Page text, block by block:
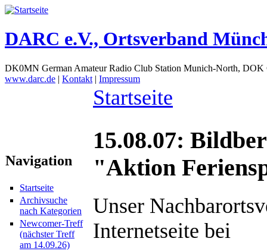
DARC e.V., Ortsverband
DK0MN German Amateur Radio Club Station Munich-North,
www.darc.de | Kontakt | Impressum
Navigation
Startseite
Archivsuche
nach Kategorien
Newcomer-Treff
(nächster Treff
am 14.09.26)
Startseite
15.08.07:
"Aktion
Unser
Internetseite bei